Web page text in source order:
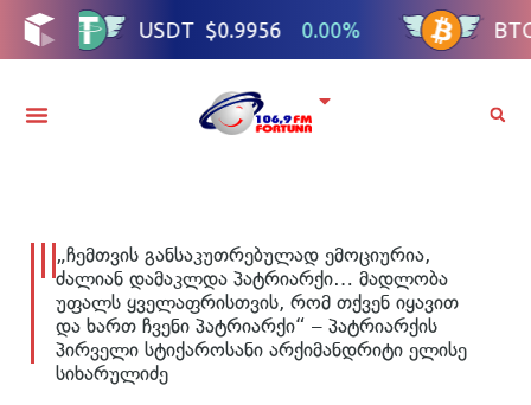
„ჩემთვის განსაკუთრებულად ემოციურია,
ძალიან დამაკლდა პატრიარქი… მადლობა
უფალს ყველაფრისთვის, რომ თქვენ იყავით
და ხართ ჩვენი პატრიარქი“ – პატრიარქის
პირველი სტიქაროსანი არქიმანდრიტი ელისე
სიხარულიძე